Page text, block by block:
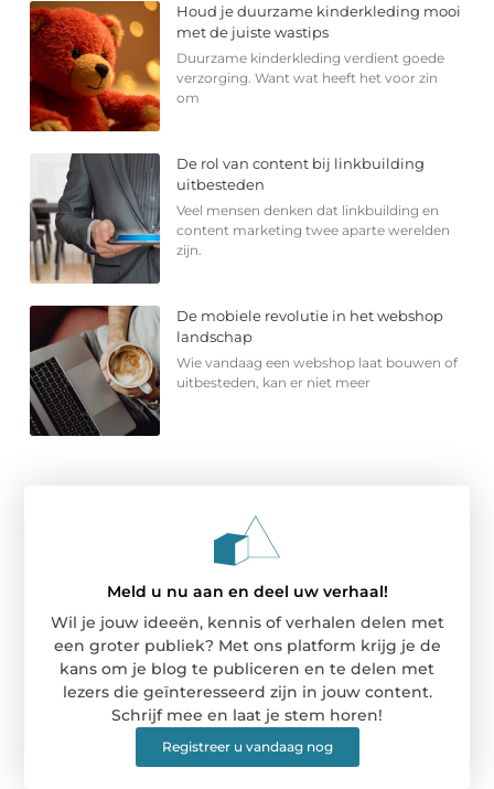
Houd je duurzame kinderkleding mooi
met de juiste wastips
Duurzame kinderkleding verdient goede
verzorging. Want wat heeft het voor zin
om
De rol van content bij linkbuilding
uitbesteden
Veel mensen denken dat linkbuilding en
content marketing twee aparte werelden
zijn.
De mobiele revolutie in het webshop
landschap
Wie vandaag een webshop laat bouwen of
uitbesteden, kan er niet meer
Meld u nu aan en deel uw verhaal!
Wil je jouw ideeën, kennis of verhalen delen met
een groter publiek? Met ons platform krijg je de
kans om je blog te publiceren en te delen met
lezers die geïnteresseerd zijn in jouw content.
Schrijf mee en laat je stem horen!
Registreer u vandaag nog